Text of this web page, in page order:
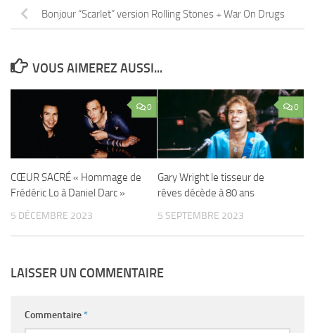
Bonjour “Scarlet” version Rolling Stones + War On Drugs
VOUS AIMEREZ AUSSI...
0
CŒUR SACRÉ « Hommage de
Frédéric Lo à Daniel Darc »
5 DÉCEMBRE 2023
0
Gary Wright le tisseur de
rêves décède à 80 ans
5 SEPTEMBRE 2023
LAISSER UN COMMENTAIRE
Commentaire*